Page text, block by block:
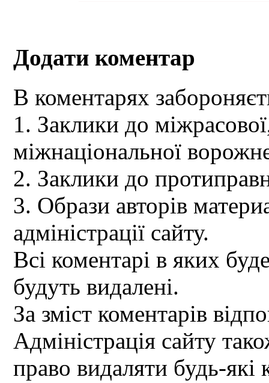
Додати коментар
В коментарях
1. Заклики до
міжнаціональної
2. Заклики до
3. Образи авторів
адміністрації сайту.
Всі коментарі в яких
будуть видалені.
За зміст коментарів
Адміністрація сайту
право видаляти будь-які